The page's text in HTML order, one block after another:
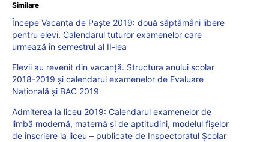
Similare
Începe Vacanța de Paște 2019: două săptămâni libere
pentru elevi. Calendarul tuturor examenelor care
urmează în semestrul al II-lea
Elevii au revenit din vacanță. Structura anului școlar
2018-2019 și calendarul examenelor de Evaluare
Națională și BAC 2019
Admiterea la liceu 2019: Calendarul examenelor de
limbă modernă, maternă și de aptitudini, modelul fișelor
de înscriere la liceu – publicate de Inspectoratul Școlar